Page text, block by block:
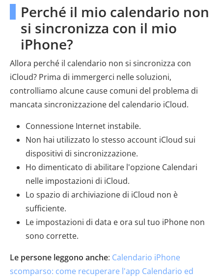
Perché il mio calendario non
si sincronizza con il mio
iPhone?
Allora perché il calendario non si sincronizza con
iCloud? Prima di immergerci nelle soluzioni,
controlliamo alcune cause comuni del problema di
mancata sincronizzazione del calendario iCloud.
Connessione Internet instabile.
Non hai utilizzato lo stesso account iCloud sui
dispositivi di sincronizzazione.
Ho dimenticato di abilitare l'opzione Calendari
nelle impostazioni di iCloud.
Lo spazio di archiviazione di iCloud non è
sufficiente.
Le impostazioni di data e ora sul tuo iPhone non
sono corrette.
Le persone leggono anche: Calendario iPhone
scomparso: come recuperare l'app Calendario ed